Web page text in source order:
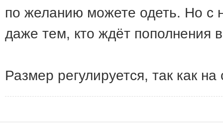
по желанию можете одеть. Но с
даже тем, кто ждёт пополнения
Размер регулируется, так как